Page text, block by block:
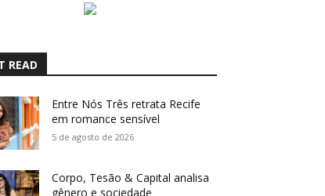
READ
Entre Nós Três retrata Recife
em romance sensível
5 de agosto de 2026
Corpo, Tesão & Capital analisa
gênero e sociedade